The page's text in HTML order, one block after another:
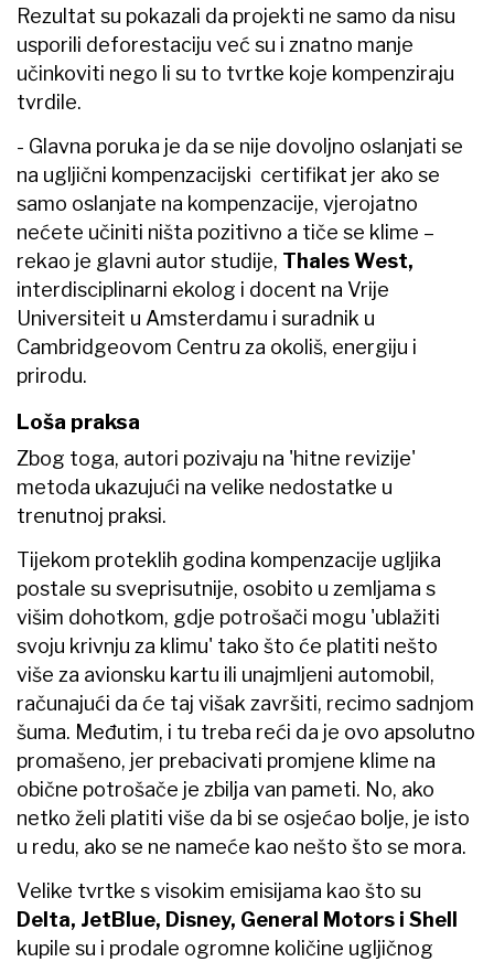
Rezultat su pokazali da projekti ne samo da nisu
usporili deforestaciju već su i znatno manje
učinkoviti nego li su to tvrtke koje kompenziraju
tvrdile.
- Glavna poruka je da se nije dovoljno oslanjati se
na ugljični kompenzacijski certifikat jer ako se
samo oslanjate na kompenzacije, vjerojatno
nećete učiniti ništa pozitivno a tiče se klime –
rekao je glavni autor studije, Thales West,
interdisciplinarni ekolog i docent na Vrije
Universiteit u Amsterdamu i suradnik u
Cambridgeovom Centru za okoliš, energiju i
prirodu.
Loša praksa
Zbog toga, autori pozivaju na 'hitne revizije'
metoda ukazujući na velike nedostatke u
trenutnoj praksi.
Tijekom proteklih godina kompenzacije ugljika
postale su sveprisutnije, osobito u zemljama s
višim dohotkom, gdje potrošači mogu 'ublažiti
svoju krivnju za klimu' tako što će platiti nešto
više za avionsku kartu ili unajmljeni automobil,
računajući da će taj višak završiti, recimo sadnjom
šuma. Međutim, i tu treba reći da je ovo apsolutno
promašeno, jer prebacivati promjene klime na
obične potrošače je zbilja van pameti. No, ako
netko želi platiti više da bi se osjećao bolje, je isto
u redu, ako se ne nameće kao nešto što se mora.
Velike tvrtke s visokim emisijama kao što su
Delta, JetBlue, Disney, General Motors i Shell
kupile su i prodale ogromne količine ugljičnog